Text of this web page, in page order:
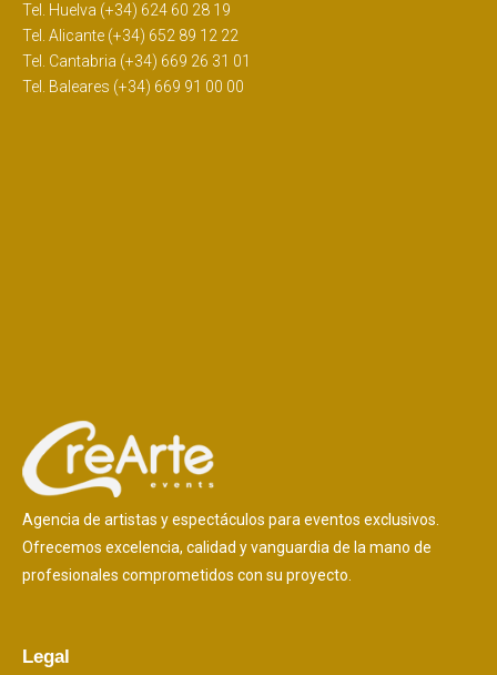
Tel. Huelva (+34) 624 60 28 19
Tel. Alicante (+34) 652 89 12 22
Tel. Cantabria (+34) 669 26 31 01
Tel. Baleares (+34) 669 91 00 00
Agencia de artistas y espectáculos para eventos exclusivos.
Ofrecemos excelencia, calidad y vanguardia de la mano de
profesionales comprometidos con su proyecto.
Legal